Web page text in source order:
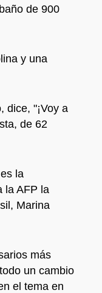
de 900
y una
dice, "¡Voy a
de 62
la
la AFP la
Marina
más
un cambio
el tema en